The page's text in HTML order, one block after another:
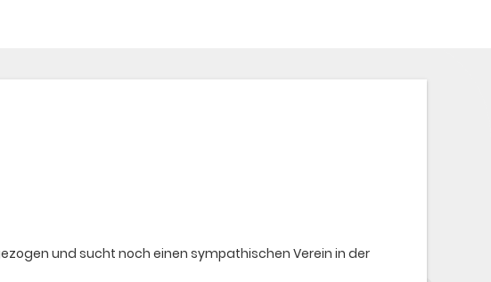
und sucht noch einen sympathischen Verein in der